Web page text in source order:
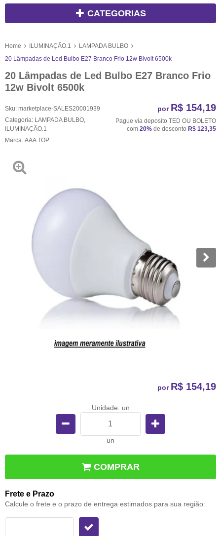
CATEGORIAS
Home ILUMINAÇÃO.1
LAMPADA BULBO
20 Lâmpadas de Led Bulbo E27 Branco Frio 12w Bivolt 6500k
20 Lâmpadas de Led Bulbo E27 Branco Frio
12w Bivolt 6500k
Sku: marketplace-SALES20001939
Categoria: LAMPADA BULBO
ILUMINAÇÃO.1
Marca: AAA TOP
por R$ 154,19
Pague via deposito TED OU BOLETO
com 20% de desconto R$ 123,35
por R$ 154,19
Unidade: un
un
COMPRAR
Frete e Prazo
Calcule o frete e o prazo de entrega estimados para sua região: